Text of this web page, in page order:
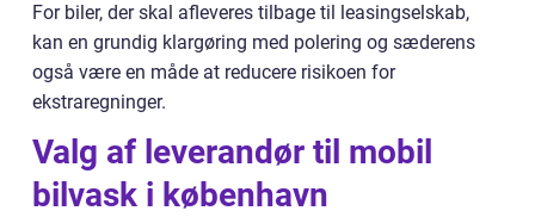
For biler, der skal afleveres tilbage til leasingselskab,
kan en grundig klargøring med polering og sæderens
også være en måde at reducere risikoen for
ekstraregninger.
Valg af leverandør til mobil
bilvask i københavn